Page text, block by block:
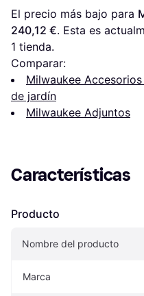
El precio más bajo para
240,12 €. Esta es
1 tienda.
Comparar:
Milwaukee
de jardín
Milwaukee Adjuntos
Características
Producto
Nombre del producto
Marca